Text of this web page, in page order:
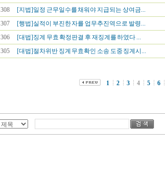
308
[지법]일정 근무일수를 채워야 지급되는 상여금...
307
[행법]실적이 부진한 자를 업무추진역으로 발령...
306
[대법]징계 무효 확정판결 후 재징계를 하였다 ...
305
[대법]절차위반 징계 무효확인 소송 도중 징계시...
1 2 3 4 5 6